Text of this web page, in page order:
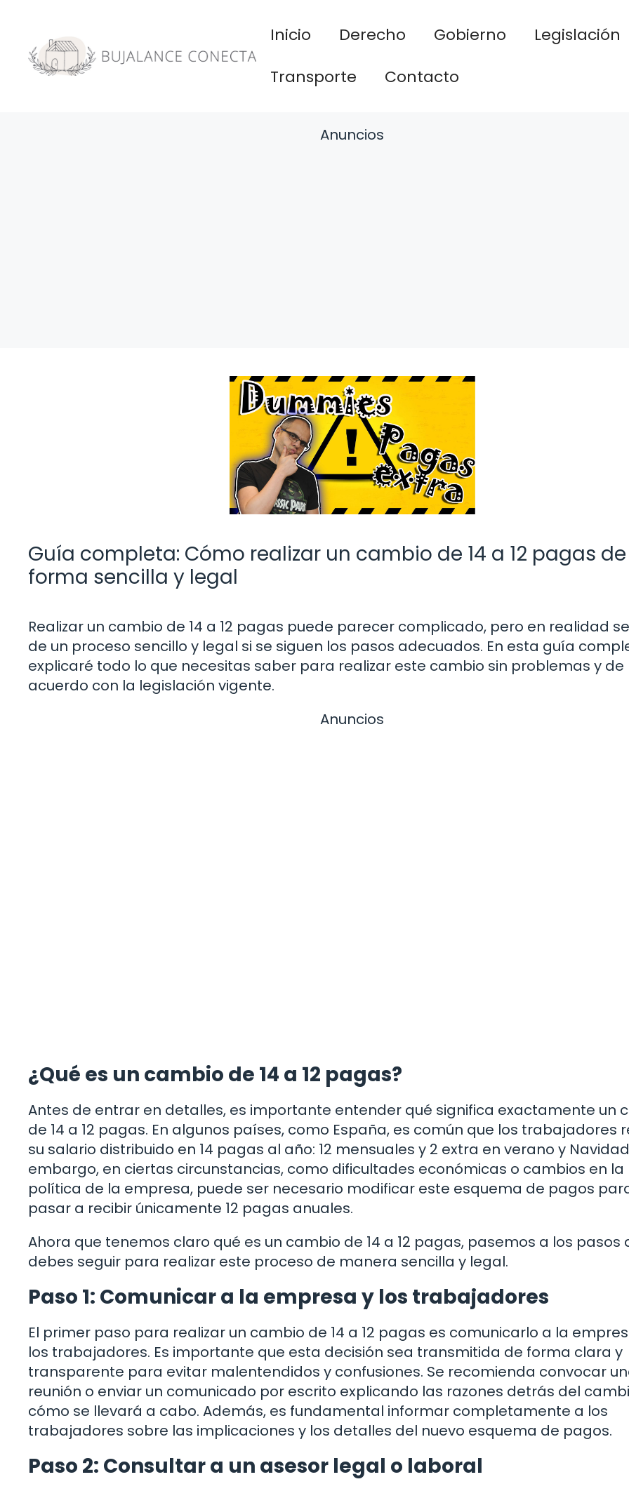
contenido
Inicio Derecho Gobierno
Legislación
Transporte
Contacto
Anuncios
Guía completa: Cómo realizar un cambio de 14 a 12 pagas de
forma sencilla y legal
Realizar un cambio de 14 a 12 pagas puede parecer complicado, pero en realidad
de un proceso sencillo y legal si se siguen los pasos adecuados. En esta guía
explicaré todo lo que necesitas saber para realizar este cambio sin problemas y de
acuerdo con la legislación vigente.
Anuncios
¿Qué es un cambio de 14 a 12 pagas?
Antes de entrar en detalles, es importante entender qué significa exactamente un
de 14 a 12 pagas. En algunos países, como España, es común que los trabajadores
su salario distribuido en 14 pagas al año: 12 mensuales y 2 extra en verano y
embargo, en ciertas circunstancias, como dificultades económicas o cambios en la
política de la empresa, puede ser necesario modificar este esquema de pagos
pasar a recibir únicamente 12 pagas anuales.
Ahora que tenemos claro qué es un cambio de 14 a 12 pagas, pasemos a los pasos
debes seguir para realizar este proceso de manera sencilla y legal.
Paso 1: Comunicar a la empresa y los trabajadores
El primer paso para realizar un cambio de 14 a 12 pagas es comunicarlo a la
los trabajadores. Es importante que esta decisión sea transmitida de forma clara y
transparente para evitar malentendidos y confusiones. Se recomienda convocar
reunión o enviar un comunicado por escrito explicando las razones detrás del
cómo se llevará a cabo. Además, es fundamental informar completamente a los
trabajadores sobre las implicaciones y los detalles del nuevo esquema de pagos.
Paso 2: Consultar a un asesor legal o laboral